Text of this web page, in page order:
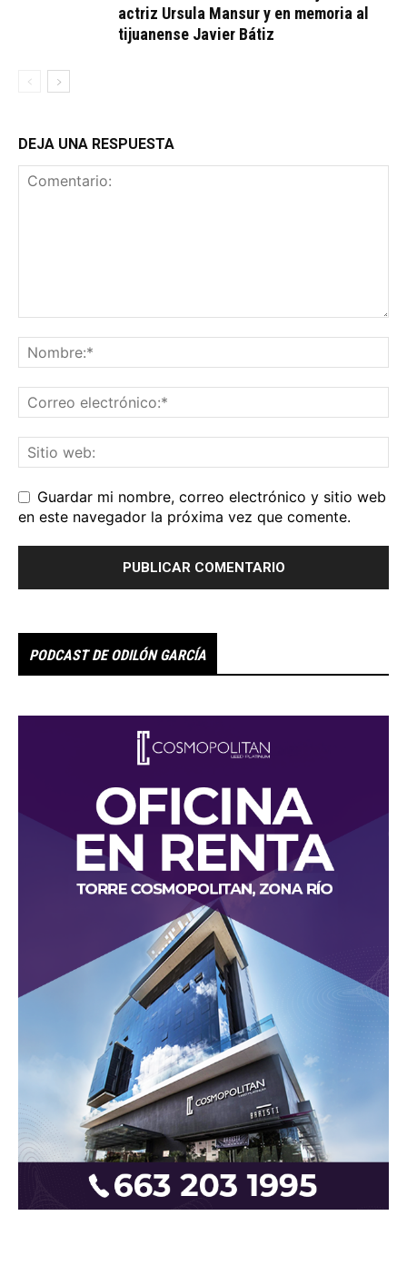
actriz Ursula Mansur y en memoria al
tijuanense Javier Bátiz
DEJA UNA RESPUESTA
Guardar mi nombre, correo electrónico y sitio web
en este navegador la próxima vez que comente.
PODCAST DE ODILÓN GARCÍA